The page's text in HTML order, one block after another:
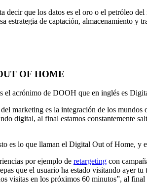
decir que los datos es el oro o el petróleo
estrategia de captación, almacenamiento y
OF HOME
el acrónimo de DOOH que en inglés es
marketing es la integración de los
digital, al final estamos constantemente
es lo que llaman el Digital Out of Home, y
por ejemplo de retargeting con
que el usuario ha estado visitando ayer
visitas en los próximos 60 minutos”, al